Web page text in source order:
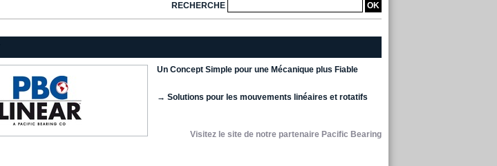
RECHERCHE
Un Concept Simple pour une Mécanique plus Fiable
→ Solutions pour les mouvements linéaires et rotatifs
Visitez le site de notre partenaire Pacific Bearing